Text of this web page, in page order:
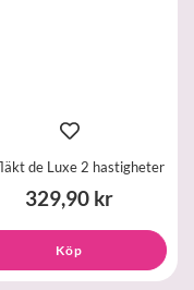
de Luxe 2 hastigheter
329,90 kr
Köp